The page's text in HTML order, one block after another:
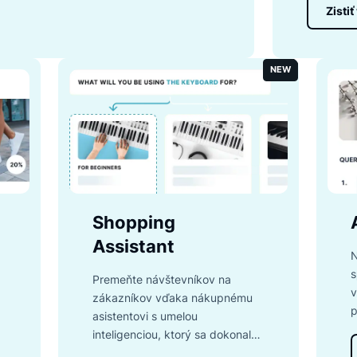
vaši zákazníci dostanú najrelevantnejšie
funkciám, ako je automatické
a ďalšie.